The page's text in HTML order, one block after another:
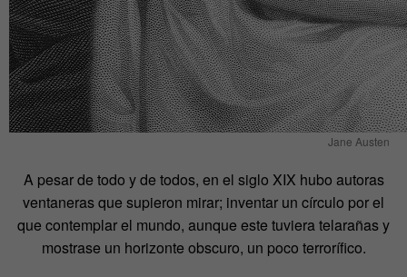
Jane Austen
A pesar de todo y de todos, en el siglo XIX hubo autoras
ventaneras que supieron mirar; inventar un círculo por el
que contemplar el mundo, aunque este tuviera telarañas y
mostrase un horizonte obscuro, un poco terrorífico.